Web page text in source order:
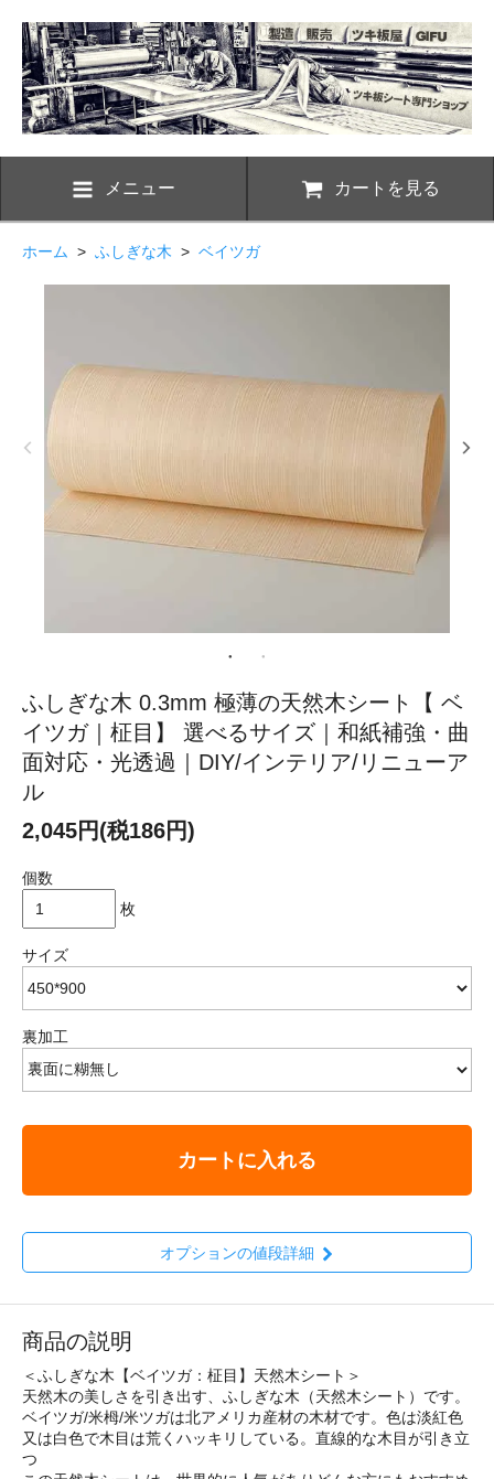
メニュー カートを見る
ホーム > ふしぎな木 > ベイツガ
ふしぎな木 0.3mm 極薄の天然木シート【 ベ
イツガ｜柾目】 選べるサイズ｜和紙補強・曲
面対応・光透過｜DIY/インテリア/リニューア
ル
2,045円(税186円)
個数
枚
サイズ
裏加工
カートに入れる
オプションの値段詳細
商品の説明
＜ふしぎな木【ベイツガ：柾目】天然木シート＞
天然木の美しさを引き出す、ふしぎな木（天然木シート）です。
ベイツガ/米栂/米ツガは北アメリカ産材の木材です。色は淡紅色
又は白色で木目は荒くハッキリしている。直線的な木目が引き立
つ